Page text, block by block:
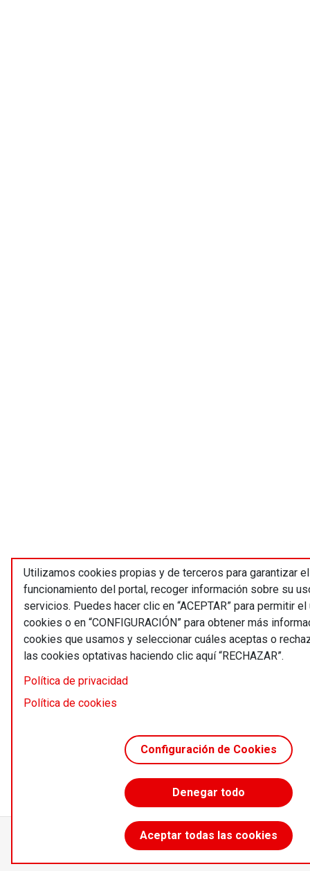
Utilizamos cookies propias y de terceros para garantizar
funcionamiento del portal, recoger información sobre su
servicios. Puedes hacer clic en “ACEPTAR” para permitir
cookies o en “CONFIGURACIÓN” para obtener más
cookies que usamos y seleccionar cuáles aceptas o
las cookies optativas haciendo clic aquí “RECHAZAR”.
Política de privacidad
Política de cookies
Configuración de Cookies
Denegar todo
Aceptar todas las cookies
Accede sin límites desde 55 €/año